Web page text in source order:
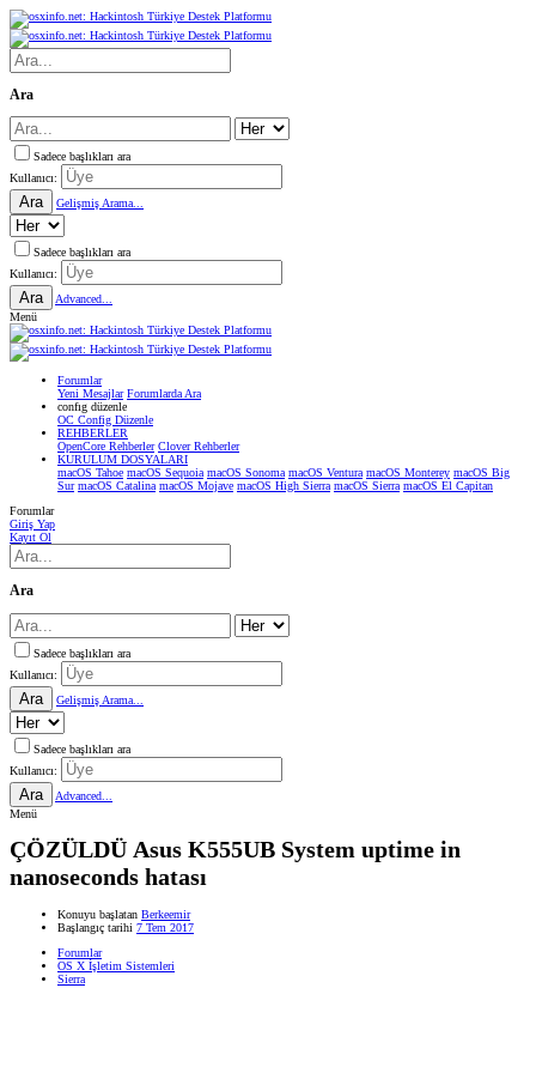
Ara
Sadece başlıkları ara
Kullanıcı:
Ara Gelişmiş Arama...
Sadece başlıkları ara
Kullanıcı:
Ara
Advanced...
Menü
Forumlar
Yeni Mesajlar Forumlarda Ara
confıg düzenle
OC Config Düzenle
REHBERLER
OpenCore Rehberler Clover Rehberler
KURULUM DOSYALARI
macOS Tahoe macOS Sequoia macOS Sonoma macOS Ventura macOS Monterey macOS Big
Sur macOS Catalina macOS Mojave macOS High Sierra macOS Sierra macOS El Capitan
Forumlar
Giriş Yap
Kayıt Ol
Ara
Sadece başlıkları ara
Kullanıcı:
Ara Gelişmiş Arama...
Sadece başlıkları ara
Kullanıcı:
Ara
Advanced...
Menü
ÇÖZÜLDÜ Asus K555UB System uptime in
nanoseconds hatası
Konuyu başlatan Berkeemir
Başlangıç tarihi 7 Tem 2017
Forumlar
OS X İşletim Sistemleri
Sierra